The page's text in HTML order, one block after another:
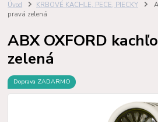
Úvod KRBOVÉ KACHLE, PECE, PIECKY
pravá zelená
ABX OXFORD
zelená
Doprava ZADARMO